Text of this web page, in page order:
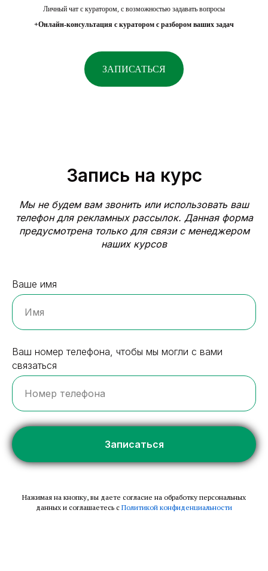
Личный чат с куратором, с возможностью задавать вопросы
+Онлайн-консультация с куратором с разбором ваших задач
ЗАПИСАТЬСЯ
Запись на курс
Мы не будем вам звонить или использовать ваш
телефон для рекламных рассылок. Данная форма
предусмотрена только для связи с менеджером
наших курсов
Ваше имя
Ваш номер телефона, чтобы мы могли с вами
связаться
Записаться
Нажимая на кнопку, вы даете согласие на обработку персональных
данных и соглашаетесь c Политикой конфиденциальности